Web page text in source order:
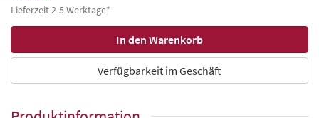
Lieferzeit 2-5 Werktage*
Verfügbarkeit im Geschäft